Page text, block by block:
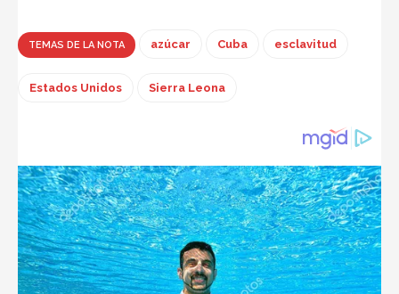
TEMAS DE LA NOTA azúcar Cuba esclavitud
Estados Unidos Sierra Leona